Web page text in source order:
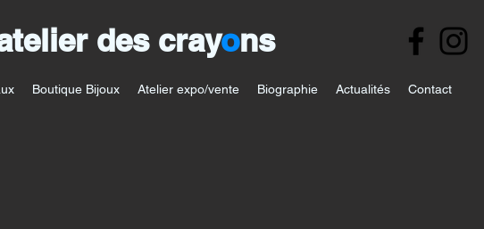
des crayons
Boutique Bijoux Atelier expo/vente Biographie Actualités Contact